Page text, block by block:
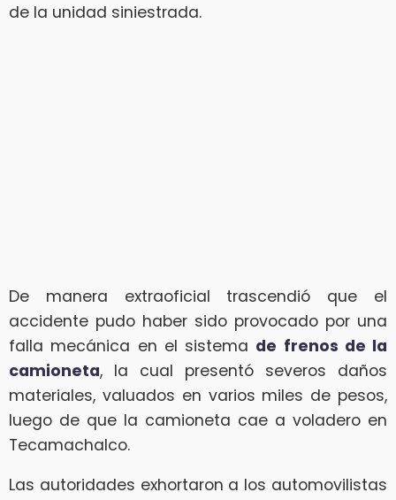
de la unidad siniestrada.
De manera extraoficial trascendió que el
accidente pudo haber sido provocado por una
falla mecánica en el sistema de frenos de la
camioneta, la cual presentó severos daños
materiales, valuados en varios miles de pesos,
luego de que la camioneta cae a voladero en
Tecamachalco.
Las autoridades exhortaron a los automovilistas